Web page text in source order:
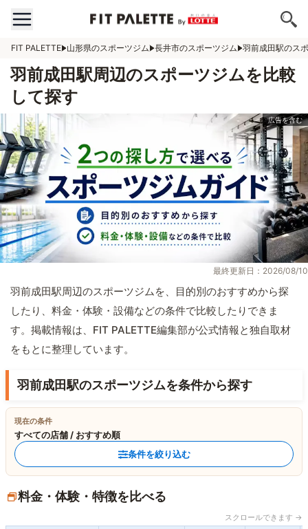
FIT PALETTE 山形県のスポーツジム 長井市のスポーツジム 羽前成田駅のス
羽前成田駅周辺のスポーツジムを比較
して探す
最終更新日：2026/08/10
羽前成田駅周辺のスポーツジムを、目的別のおすすめから探
したり、料金・体験・設備などの条件で比較したりできま
す。掲載情報は、FIT PALETTE編集部が公式情報と独自取材
をもとに整理しています。
羽前成田駅のスポーツジムを条件から探す
現在の条件
すべての店舗 / おすすめ順
条件を絞り込む
料金・体験・特徴を比べる
スクロールできます →